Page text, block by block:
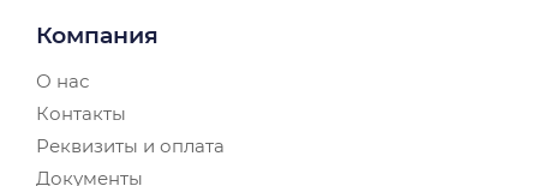
Компания
О нас
Контакты
Реквизиты и оплата
Документы